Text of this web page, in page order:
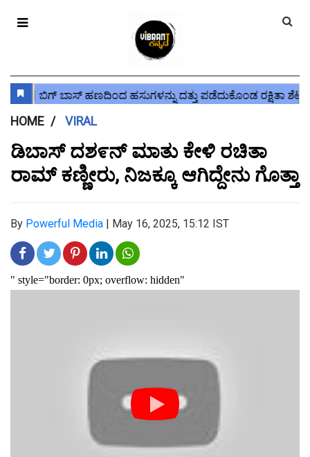
HOME VIRAL
ಡಿಬಾಸ್ ದಶ೯ನ್ ಮಾತು ಕೇಳಿ ರಚಿತಾ
ರಾಮ್ ಕಣ್ಣೀರು, ನಿಜಕ್ಕೂ ಆಗಿದ್ದೇನು ಗೊತ್ತಾ
By Powerful Media | May 16, 2025, 15:12 IST